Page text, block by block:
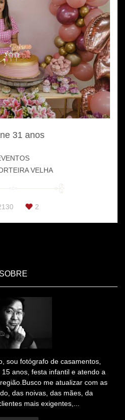
31 anos
VELHA
2
SOBRE
sou fotógrafo de casamentos,
anos, festa infantil e atendo a
me atualizar com as
das noivas, das mães, da
mais exigentes,...